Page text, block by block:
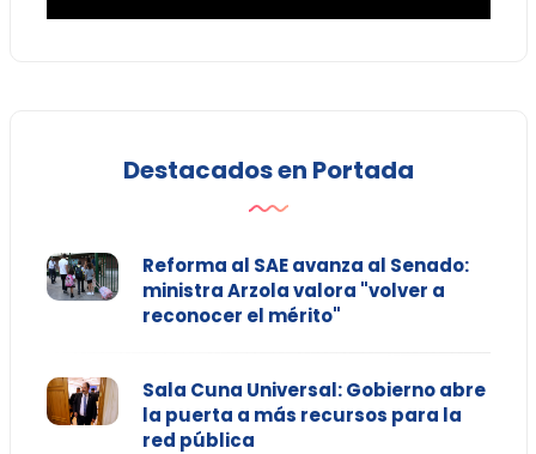
Destacados en Portada
Reforma al SAE avanza al Senado:
ministra Arzola valora "volver a
reconocer el mérito"
Sala Cuna Universal: Gobierno abre
la puerta a más recursos para la
red pública